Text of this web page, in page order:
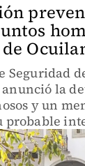
Seguridad
anunció la
y un
probable